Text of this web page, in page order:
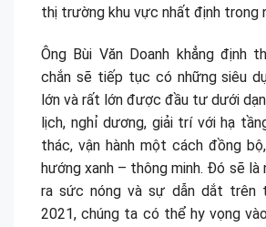
thị trường khu vực nhất định trong
Ông Bùi Văn Doanh khẳng định
chắn sẽ tiếp tục có những siêu
lớn và rất lớn được đầu tư dưới
lịch, nghỉ dương, giải trí với hạ
thác, vận hành một cách đồng
hướng xanh – thông minh. Đó sẽ là
ra sức nóng và sự dẫn dắt trên
2021, chúng ta có thể hy vọng